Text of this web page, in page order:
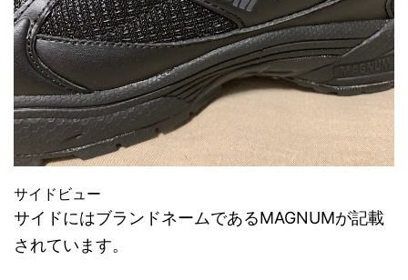
サイドビュー
サイドにはブランドネームであるMAGNUMが記載
されています。